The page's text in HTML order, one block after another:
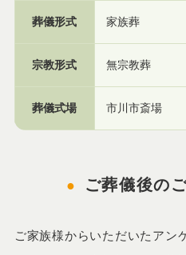
葬儀形式 家族葬
宗教形式 無宗教葬
葬儀式場 市川市斎場
ご葬儀後の
ご家族様からいただいたアン